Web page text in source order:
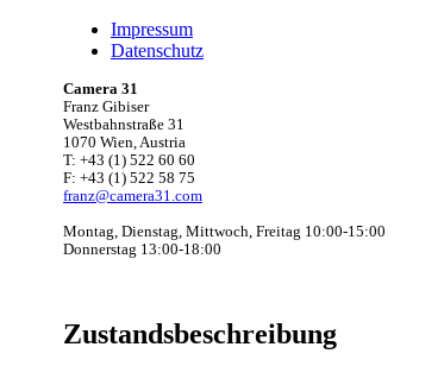
Impressum
Datenschutz
Camera 31
Franz Gibiser
Westbahnstraße 31
1070 Wien, Austria
T: +43 (1) 522 60 60
F: +43 (1) 522 58 75
franz@camera31.com
Montag, Dienstag, Mittwoch, Freitag 10:00-15:00
Donnerstag 13:00-18:00
Zustandsbeschreibung